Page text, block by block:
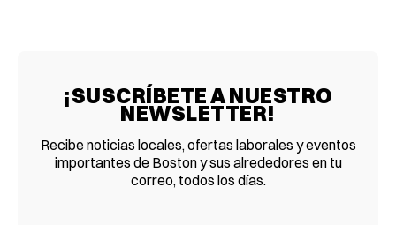
¡SUSCRÍBETE A NUESTRO
NEWSLETTER!
Recibe noticias locales, ofertas laborales y eventos
importantes de Boston y sus alrededores en tu
correo, todos los días.